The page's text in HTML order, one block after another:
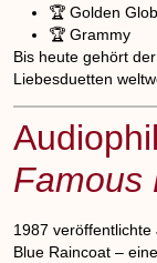
🏆 Golden
🏆 Grammy
Bis heute gehört
Liebesduetten
Famous
1987 veröffentlichte
Blue Raincoat –